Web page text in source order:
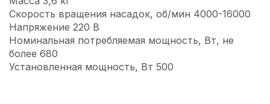
Скорость вращения насадок, об/мин 4000-16000
Напряжение 220 В
Номинальная потребляемая мощность, Вт, не
более 680
Установленная мощность, Вт 500